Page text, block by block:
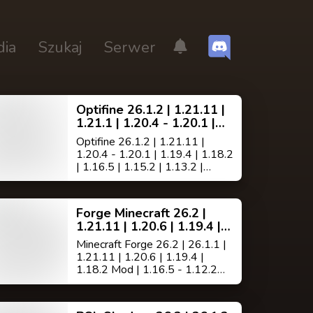
Szukaj Serwer
Optifine 26.1.2 | 1.21.11 |
1.21.1 | 1.20.4 - 1.20.1 |
1.19.4 | Mod 1.18.2 1.12.2
Minecraft HD
Optifine 26.1.2 | 1.21.11 |
1.20.4 - 1.20.1 | 1.19.4 | 1.18.2
| 1.16.5 | 1.15.2 | 1.13.2 |
1.12.2 | 1.18.9 | 1.7.10 jest
polepszającym wygląd
oraz szybkość gry,(posiada
wbudowane wsparcie dla HD
tekstur, czcionek HD i
BetterGrass, nie
wymaga MCPatcher ).
Forge Minecraft 26.2 |
1.21.11 | 1.20.6 | 1.19.4 |
1.18.2 | 1.17.1 | 1.16.5 |
1.13.2 | 1.12.2 | 1.8.9 |
1.7.10
Minecraft Forge 26.2 | 26.1.1 |
1.21.11 | 1.20.6 | 1.19.4 |
1.18.2 Mod | 1.16.5 - 1.12.2
jest już dostępny do pobrania.